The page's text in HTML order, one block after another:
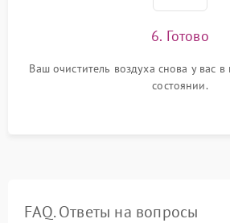
6. Готово
Ваш очиститель воздуха снова у вас
состоянии.
FAQ. Ответы на вопросы